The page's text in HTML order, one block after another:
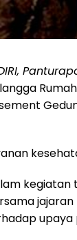
kegiatan
jajaran
upaya